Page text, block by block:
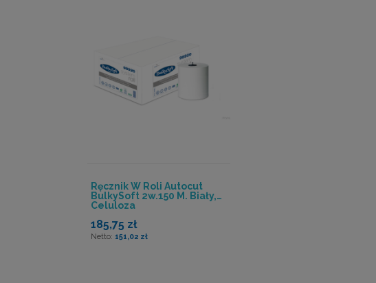
Ręcznik W Roli Autocut
BulkySoft 2w.150 M. Biały,
Celuloza
185,75 zł
151,02 zł